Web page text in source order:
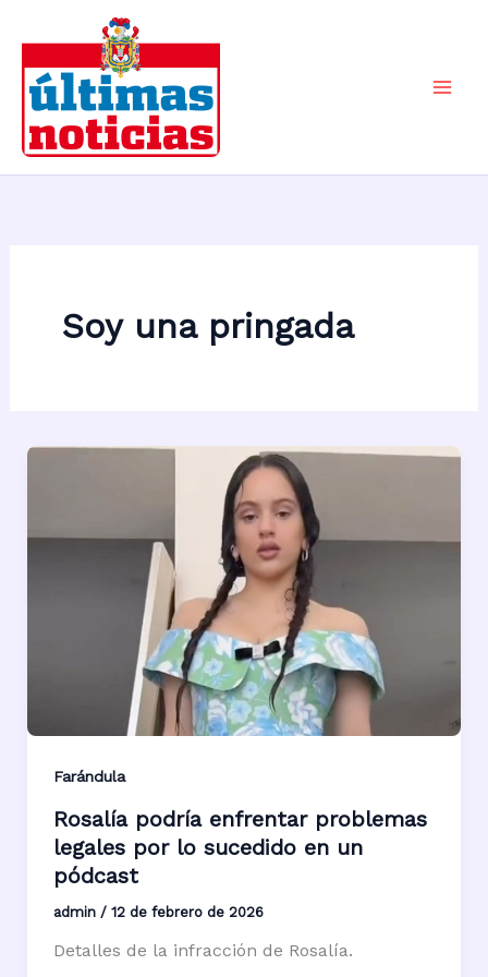
contenido
Soy una pringada
Farándula
Rosalía podría enfrentar problemas
legales por lo sucedido en un
pódcast
admin / 12 de febrero de 2026
Detalles de la infracción de Rosalía.